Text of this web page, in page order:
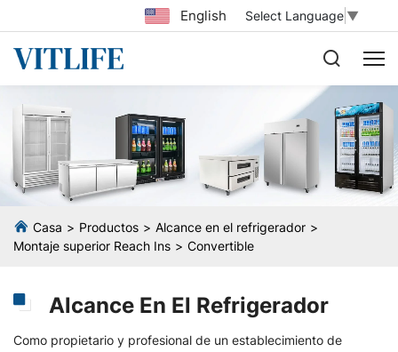
Select Language ▼
English
Casa Productos
Alcance en el refrigerador
Montaje superior Reach Ins
Convertible
Alcance En El Refrigerador
Como propietario y profesional de un establecimiento de